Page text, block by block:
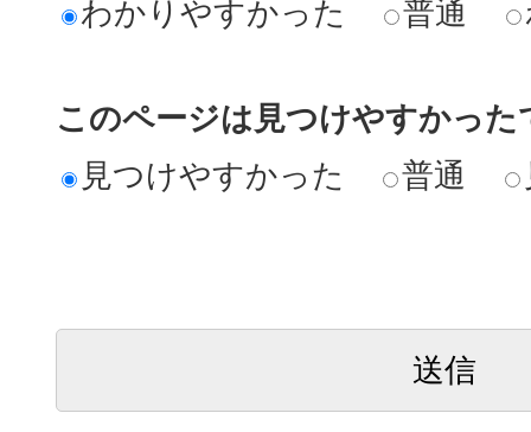
わかりやすかった
普通
このページは見つけやすかった
見つけやすかった
普通